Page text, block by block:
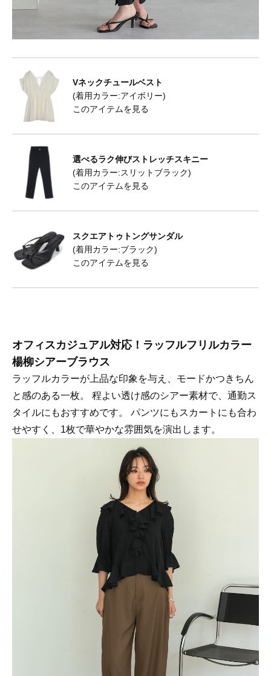
Vネックチュールベスト
(着用カラー:アイボリー)
このアイテムを見る
選べるラク伸びストレッチスキニー
(着用カラー:スリットブラック)
このアイテムを見る
スクエアトゥトングサンダル
(着用カラー:ブラック)
このアイテムを見る
オフィスカジュアル対応！ラッフルフリルカラー
楊柳シアーブラウス
ラッフルカラーが上品な印象を与え、モードかつきちん
と感のある一枚。 程よい透け感のシアー素材で、通勤ス
タイルにもおすすめです。 パンツにもスカートにも合わ
せやすく、1枚で華やかな雰囲気を演出します。